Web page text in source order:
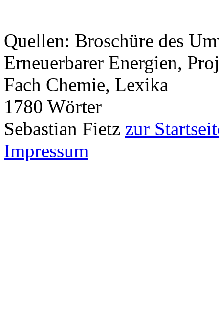
Quellen: Broschüre des
Erneuerbarer Energien,
Fach Chemie, Lexika
1780 Wörter
Sebastian Fietz zur
Impressum